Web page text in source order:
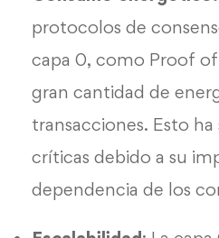
protocolos de
capa 0, como Proof
gran cantidad de
transacciones. Esto
críticas debido a su
dependencia de los